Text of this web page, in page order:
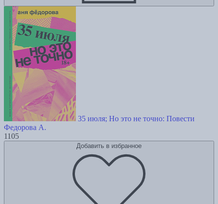
35 июля; Но это не точно: Повести
Федорова А.
1105
Добавить в избранное